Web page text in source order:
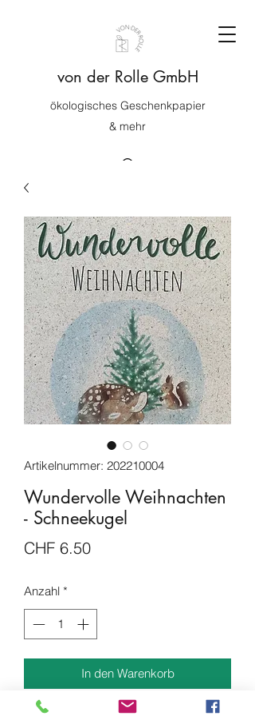
von der Rolle GmbH
ökologisches Geschenkpapier
& mehr
Artikelnummer: 202210004
Wundervolle Weihnachten
- Schneekugel
CHF 6.50Preis
Anzahl *
In den Warenkorb